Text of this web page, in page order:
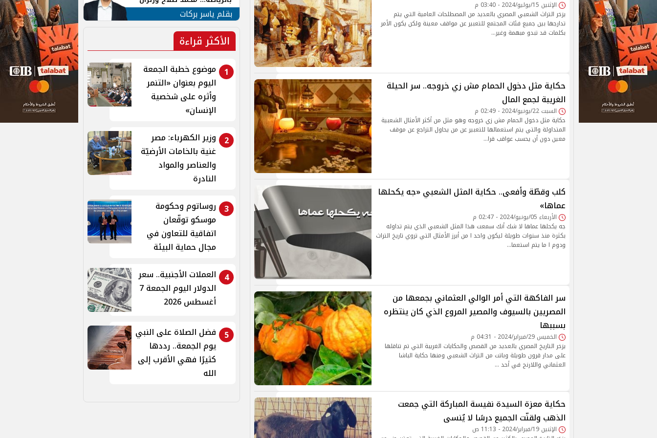
الإثنين 15/يوليو/2024 - 03:40 م
يزخر التراث الشعبي المصري بالعديد من المصطلحات العامية التي يتم
تدارجها بين جميع فئات المجتمع للتعبير عن مواقف معينة ولكن يكون الأمر
بكلمات قد تبدو مبهمة وغير…
حكاية مثل دخول الحمام مش زي خروجه.. سر الحيلة
الغريبة لجمع المال
السبت 22/يونيو/2024 - 02:49 م
حكاية مثل دخول الحمام مش زي خروجه وهو مثل من أكثر الأمثال الشعبية
المتداولة والتي يتم استعمالها للتعبير عن من يحاول التراجع عن موقف
معين دون أن يحسب عواقب قرا…
كلب وقطّة وأفعى.. حكاية المثل الشعبي «جه يكحلها
عماها»
الأربعاء 05/يونيو/2024 - 02:47 م
جه يكحلها عماها لا شك أنك سمعت هذا المثل الشعبي الذي يتم تداوله
بكثرة منذ سنوات طويلة ليكون واحد ا من أبرز الأمثال التي تروي تاريخ التراث
ودوم ا ما يتم استعما…
سر الفاكهة التي أمر الوالي العثماني بجمعها من
المصريين بالسيوف والمصير المروع الذي كان ينتظره
بسببها
الخميس 29/فبراير/2024 - 04:31 م
يزخر التاريخ المصري بالعديد من القصص والحكايات الغريبة التي تم تناقلها
على مدار قرون طويلة وباتت من التراث الشعبي ومنها حكاية الباشا
العثماني واللارنج في أحد …
حكاية معزة السيدة نفيسة المباركة التي جمعت
الذهب ولقنّت الجميع درسًا لا يٌنسى
الإثنين 19/فبراير/2024 - 11:13 ص
الهوية في الشارع التركي
بقلم ياسر بركات
الأكثر قراءة
1
موضوع خطبة الجمعة
اليوم بعنوان «التنمر
وأثره على شخصية
الإنسان»
2
وزير الكهرباء: مصر
غنية بالخامات الأرضيّة
والعناصر والمواد
النادرة
3 روساتوم وحكومة
موسكو توقّعان
اتفاقية للتعاون في
مجال حماية البيئة
4
العملات الأجنبية.. سعر
الدولار اليوم الجمعة 7
أغسطس 2026
5
فضل الصلاة على النبي
يوم الجمعة.. رددها
كثيرًا فهي الأقرب إلى
الله